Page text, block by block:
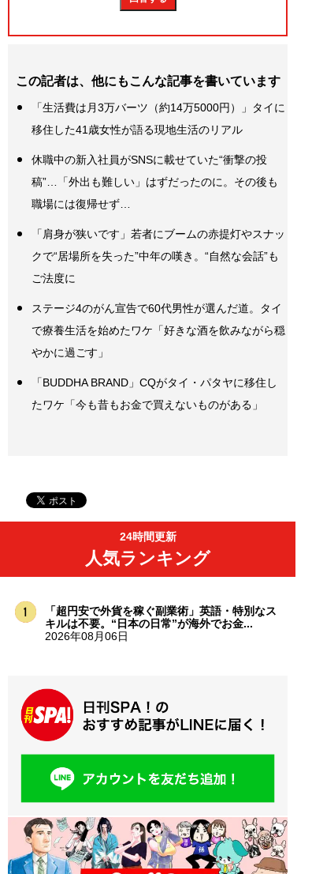
この記者は、他にもこんな記事を書いています
「生活費は月3万バーツ（約14万5000円）」タイに
移住した41歳女性が語る現地生活のリアル
休職中の新入社員がSNSに載せていた“衝撃の投
稿”…「外出も難しい」はずだったのに。その後も
職場には復帰せず…
「肩身が狭いです」若者にブームの赤提灯やスナッ
クで“居場所を失った”中年の嘆き。“自然な会話”も
ご法度に
ステージ4のがん宣告で60代男性が選んだ道。タイ
で療養生活を始めたワケ「好きな酒を飲みながら穏
やかに過ごす」
「BUDDHA BRAND」CQがタイ・パタヤに移住し
たワケ「今も昔もお金で買えないものがある」
24時間更新
人気ランキング
「超円安で外貨を稼ぐ副業術」英語・特別なス
キルは不要。“日本の日常”が海外でお金...
2026年08月06日